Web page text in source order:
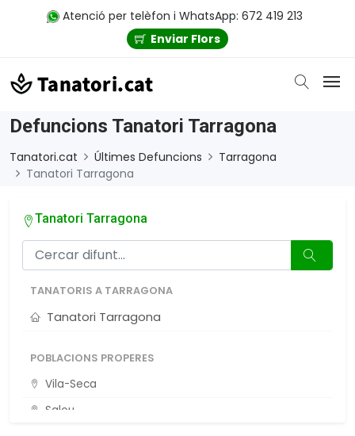
Atenció per telèfon i WhatsApp: 672 419 213
Enviar Flors
Defuncions Tanatori Tarragona
Tanatori.cat Últimes Defuncions
Tarragona
Tanatori Tarragona
Tanatori Tarragona
TANATORIS A TARRAGONA
Tanatori Tarragona
POBLACIONS PROPERES
Vila-Seca
Salou